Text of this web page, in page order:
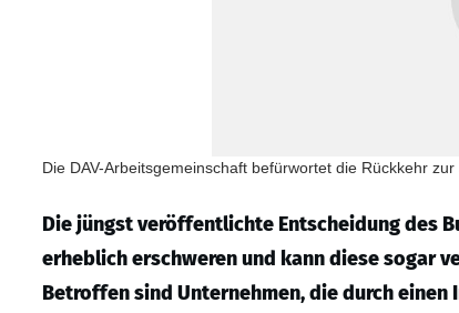
Die DAV-Arbeitsgemeinschaft befürwortet die Rückkehr
Die jüngst veröffentlichte Entscheidung des
erheblich erschweren und kann diese sogar
Betroffen sind Unternehmen, die durch